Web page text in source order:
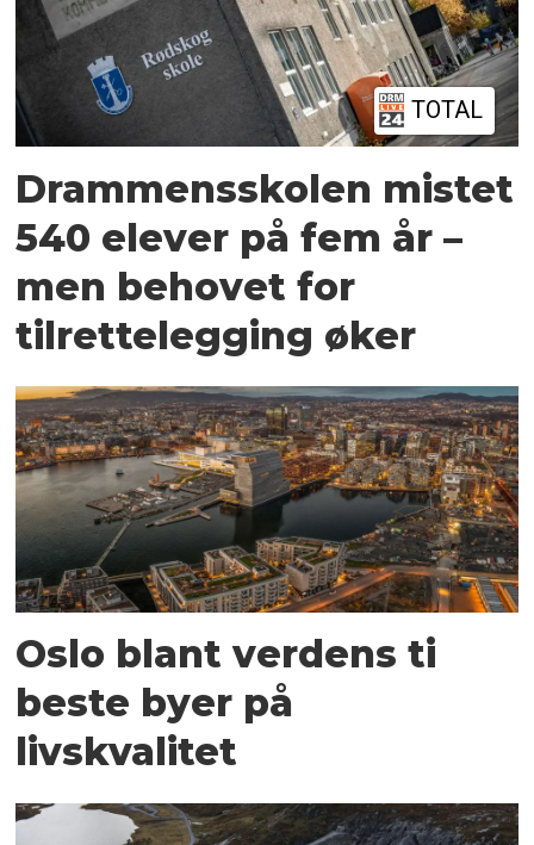
TOTAL
Drammensskolen mistet
540 elever på fem år –
men behovet for
tilrettelegging øker
Oslo blant verdens ti
beste byer på
livskvalitet